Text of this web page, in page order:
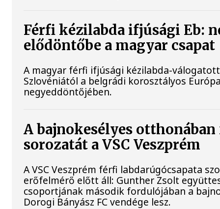
Férfi kézilabda ifjúsági Eb:
elődöntőbe a magyar csapat
A magyar férfi ifjúsági kézilabda-
Szlovéniától a belgrádi korosztályos
negyeddöntőjében.
A bajnokesélyes
sorozatát a VSC Veszprém
A VSC Veszprém férfi labdarúgócsapata
erőfelmérő előtt áll: Gunther Zsolt
csoportjának második fordulójában a
Dorogi Bányász FC vendége lesz.